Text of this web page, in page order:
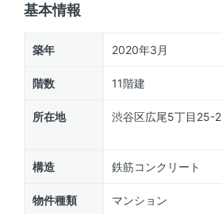
基本情報
築年 2020年3月
階数 11階建
所在地
渋谷区広尾5丁目25-2
構造 鉄筋コンクリート
物件種類 マンション